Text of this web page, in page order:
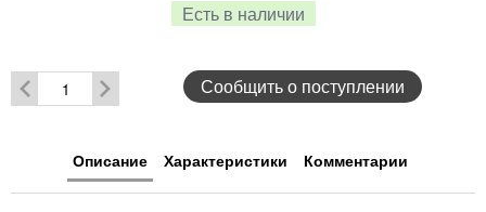
Есть в наличии
Сообщить о поступлении
Описание Характеристики Комментарии